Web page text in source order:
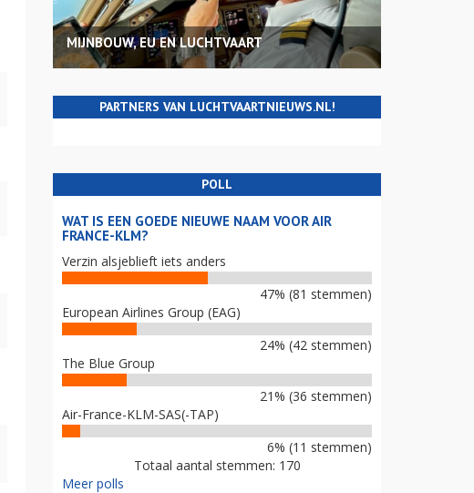
MIJNBOUW, EU EN LUCHTVAART
PARTNERS VAN LUCHTVAARTNIEUWS.NL!
POLL
WAT IS EEN GOEDE NIEUWE NAAM VOOR AIR
FRANCE-KLM?
Verzin alsjeblieft iets anders
47% (81 stemmen)
European Airlines Group (EAG)
24% (42 stemmen)
The Blue Group
21% (36 stemmen)
Air-France-KLM-SAS(-TAP)
6% (11 stemmen)
Totaal aantal stemmen: 170
Meer polls